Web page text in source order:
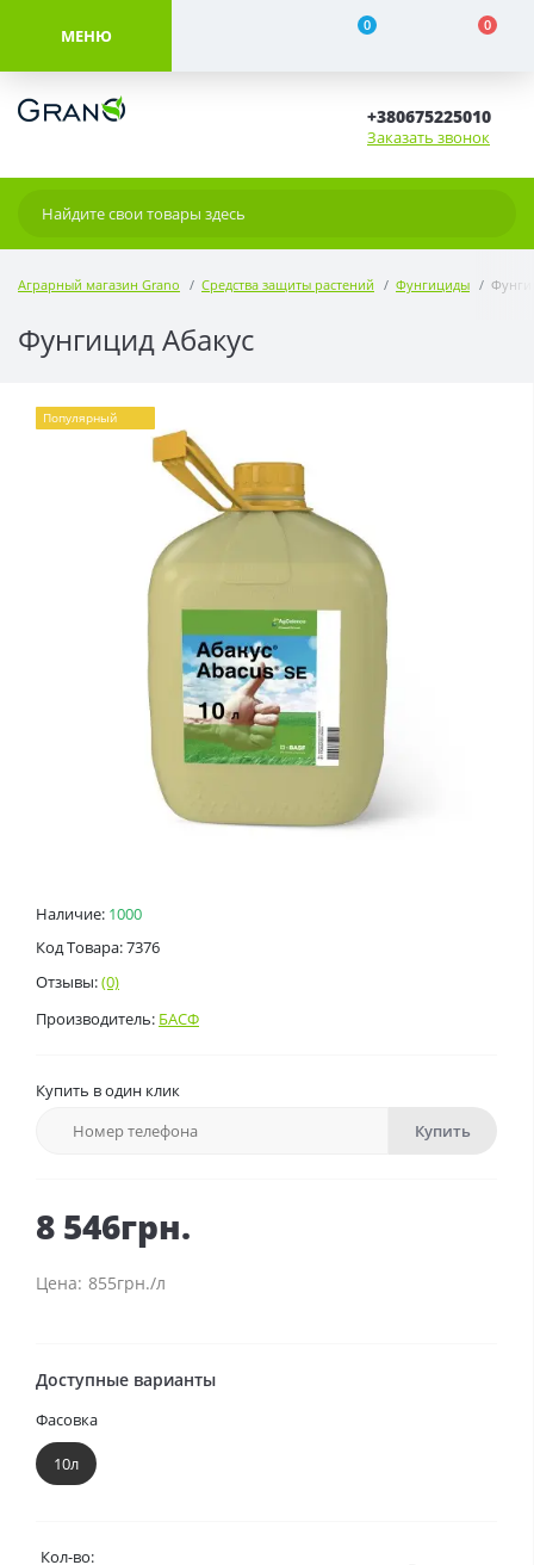
МЕНЮ 0 0
+380675225010
Заказать звонок
Аграрный магазин Grano Средства защиты растений Фунгициды
Фунгицид Абакус
Наличие: 1000
Код Товара: 7376
Отзывы:(0)
Производитель: БАСФ
Популярный
Купить в один клик
Купить
8 546грн.
855грн./л
Доступные варианты
Фасовка
10л
Кол-во: